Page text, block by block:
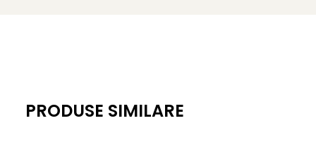
PRODUSE SIMILARE